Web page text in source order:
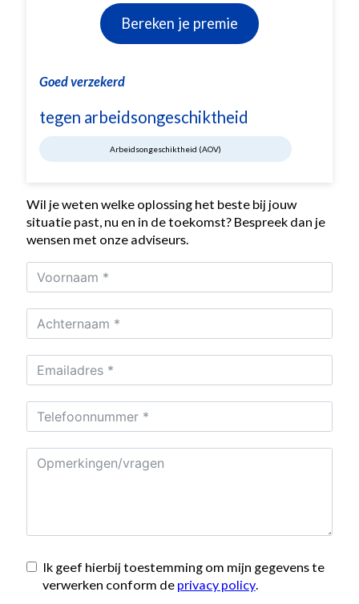
Bereken je premie
Goed verzekerd
tegen arbeidsongeschiktheid
Arbeidsongeschiktheid (AOV)
Wil je weten welke oplossing het beste bij jouw
situatie past, nu en in de toekomst? Bespreek dan je
wensen met onze adviseurs.
Ik geef hierbij toestemming om mijn gegevens te
verwerken conform de privacy policy.